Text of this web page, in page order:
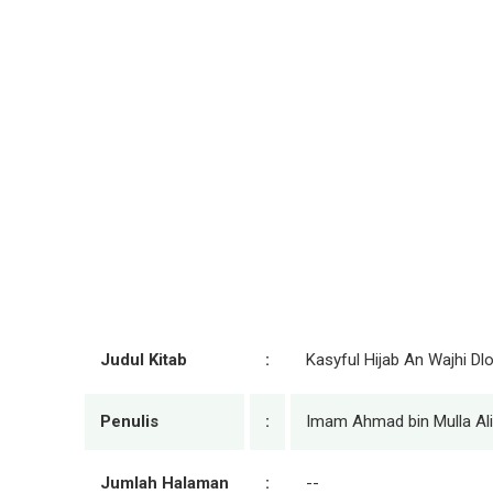
Judul Kitab : Kasyful Hijab An Wajhi
Penulis : Imam Ahmad bin Mulla
Jumlah Halaman : --